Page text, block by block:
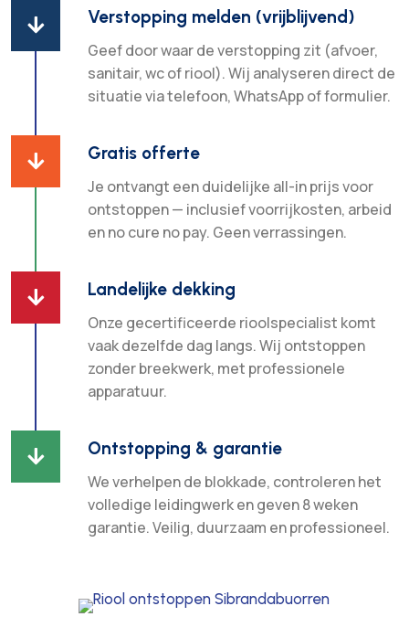
 Verstopping melden (vrijblijvend)
Geef door waar de verstopping zit (afvoer,
sanitair, wc of riool). Wij analyseren direct de
situatie via telefoon, WhatsApp of formulier.
 Gratis offerte
Je ontvangt een duidelijke all-in prijs voor
ontstoppen — inclusief voorrijkosten, arbeid
en no cure no pay. Geen verrassingen.
 Landelijke dekking
Onze gecertificeerde rioolspecialist komt
vaak dezelfde dag langs. Wij ontstoppen
zonder breekwerk, met professionele
apparatuur.
 Ontstopping & garantie
We verhelpen de blokkade, controleren het
volledige leidingwerk en geven 8 weken
garantie. Veilig, duurzaam en professioneel.